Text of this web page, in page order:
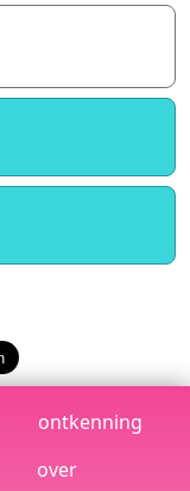
ontkenning
over